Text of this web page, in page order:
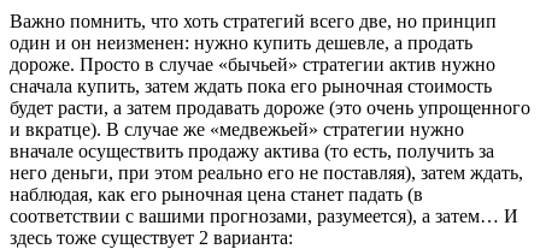
Важно помнить, что хоть стратегий всего две, но принцип
один и он неизменен: нужно купить дешевле, а продать
дороже. Просто в случае «бычьей» стратегии актив нужно
сначала купить, затем ждать пока его рыночная стоимость
будет расти, а затем продавать дороже (это очень упрощенного
и вкратце). В случае же «медвежьей» стратегии нужно
вначале осуществить продажу актива (то есть, получить за
него деньги, при этом реально его не поставляя), затем ждать,
наблюдая, как его рыночная цена станет падать (в
соответствии с вашими прогнозами, разумеется), а затем… И
здесь тоже существует 2 варианта: